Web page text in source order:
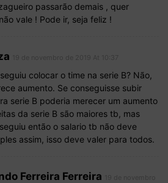
passarão demais , quer
vale ! Pode ir, seja feliz !
colocar o time na serie B? Não,
aumento. Se conseguisse subir
serie B poderia merecer um aumento
da serie B são maiores tb, mas
então o salario tb não deve
assim, isso deve valer para todos.
Ferreira Ferreira